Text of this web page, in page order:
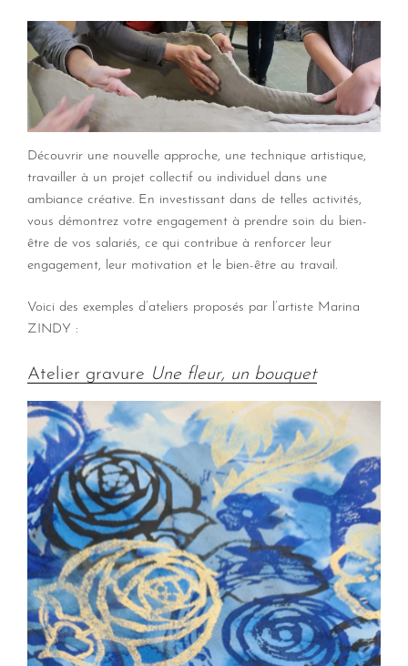
Découvrir une nouvelle approche, une technique artistique,
travailler à un projet collectif ou individuel dans une
ambiance créative. En investissant dans de telles activités,
vous démontrez votre engagement à prendre soin du bien-
être de vos salariés, ce qui contribue à renforcer leur
engagement, leur motivation et le bien-être au travail.
Voici des exemples d’ateliers proposés par l’artiste Marina
ZINDY :
Atelier gravure Une fleur, un bouquet